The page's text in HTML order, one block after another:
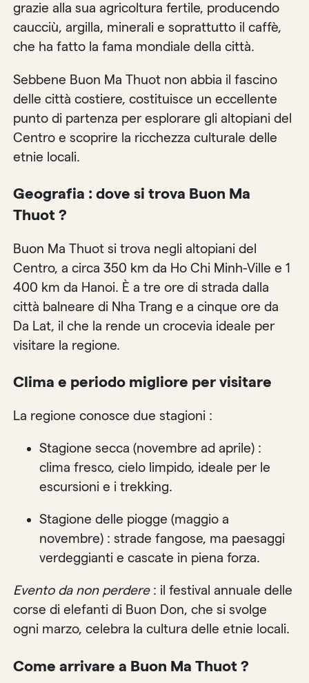
grazie alla sua agricoltura fertile, producendo
caucciù, argilla, minerali e soprattutto il caffè,
che ha fatto la fama mondiale della città.
Sebbene Buon Ma Thuot non abbia il fascino
delle città costiere, costituisce un eccellente
punto di partenza per esplorare gli altopiani del
Centro e scoprire la ricchezza culturale delle
etnie locali.
Geografia : dove si trova Buon Ma
Thuot ?
Buon Ma Thuot si trova negli altopiani del
Centro, a circa 350 km da Ho Chi Minh-Ville e 1
400 km da Hanoi. È a tre ore di strada dalla
città balneare di Nha Trang e a cinque ore da
Da Lat, il che la rende un crocevia ideale per
visitare la regione.
Clima e periodo migliore per visitare
La regione conosce due stagioni :
Stagione secca (novembre ad aprile) :
clima fresco, cielo limpido, ideale per le
escursioni e i trekking.
Stagione delle piogge (maggio a
novembre) : strade fangose, ma paesaggi
verdeggianti e cascate in piena forza.
Evento da non perdere: il festival annuale delle
corse di elefanti di Buon Don, che si svolge
ogni marzo, celebra la cultura delle etnie locali.
Come arrivare a Buon Ma Thuot ?